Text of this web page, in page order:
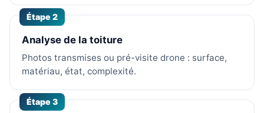
Étape 2
Analyse de la toiture
Photos transmises ou pré-visite drone : surface,
matériau, état, complexité.
Étape 3